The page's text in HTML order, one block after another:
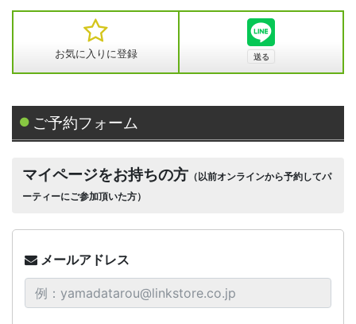
お気に入りに登録
ご予約フォーム
マイページをお持ちの方 （以前オンラインから予約してパ
ーティーにご参加頂いた方）
メールアドレス